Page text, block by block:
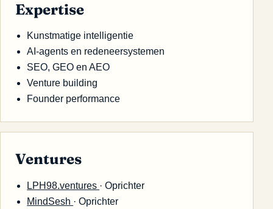
Expertise
Kunstmatige intelligentie
AI-agents en redeneersystemen
SEO, GEO en AEO
Venture building
Founder performance
Ventures
LPH98.ventures · Oprichter
MindSesh · Oprichter